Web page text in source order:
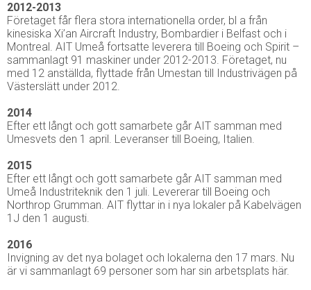
2012-2013
Företaget får flera stora internationella order, bl a från
kinesiska Xi’an Aircraft Industry, Bombardier i Belfast och i
Montreal. AIT Umeå fortsatte leverera till Boeing och Spirit –
sammanlagt 91 maskiner under 2012-2013. Företaget, nu
med 12 anställda, flyttade från Umestan till Industrivägen på
Västerslätt under 2012.
2014
Efter ett långt och gott samarbete går AIT samman med
Umesvets den 1 april. Leveranser till Boeing, Italien.
2015
Efter ett långt och gott samarbete går AIT samman med
Umeå Industriteknik den 1 juli. Levererar till Boeing och
Northrop Grumman. AIT flyttar in i nya lokaler på Kabelvägen
1J den 1 augusti.
2016
Invigning av det nya bolaget och lokalerna den 17 mars. Nu
är vi sammanlagt 69 personer som har sin arbetsplats här.